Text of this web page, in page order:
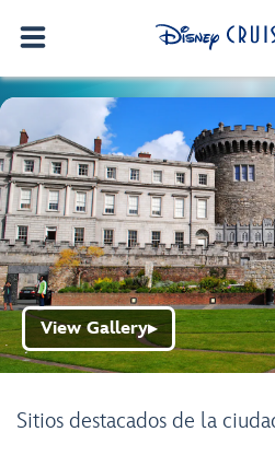
Sitios destacados de la
View Gallery▶